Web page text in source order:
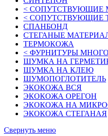
< СОПУТСТВУЮЩИЕ
< СОПУТСТВУЮЩИЕ
СПАНБОНД
СТЕГАНЫЕ
ТЕРМОКОЖА
< ФУРНИТУРЫ
ШУМКА НА
ШУМКА НА КЛЕЮ
ШУМОПОГЛОТИТЕЛЬ
ЭКОКОЖА ВСЯ
ЭКОКОЖА ОРЕГОН
ЭКОКОЖА НА
ЭКОКОЖА СТЕГАНАЯ
Свернуть меню